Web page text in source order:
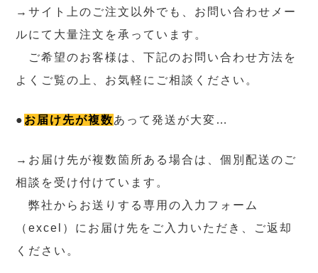
→サイト上のご注文以外でも、お問い合わせメー
ルにて大量注文を承っています。
ご希望のお客様は、下記のお問い合わせ方法を
よくご覧の上、お気軽にご相談ください。
● お届け先が複数あって発送が大変…
→お届け先が複数箇所ある場合は、個別配送のご
相談を受け付けています。
弊社からお送りする専用の入力フォーム
（excel）にお届け先をご入力いただき、ご返却
ください。